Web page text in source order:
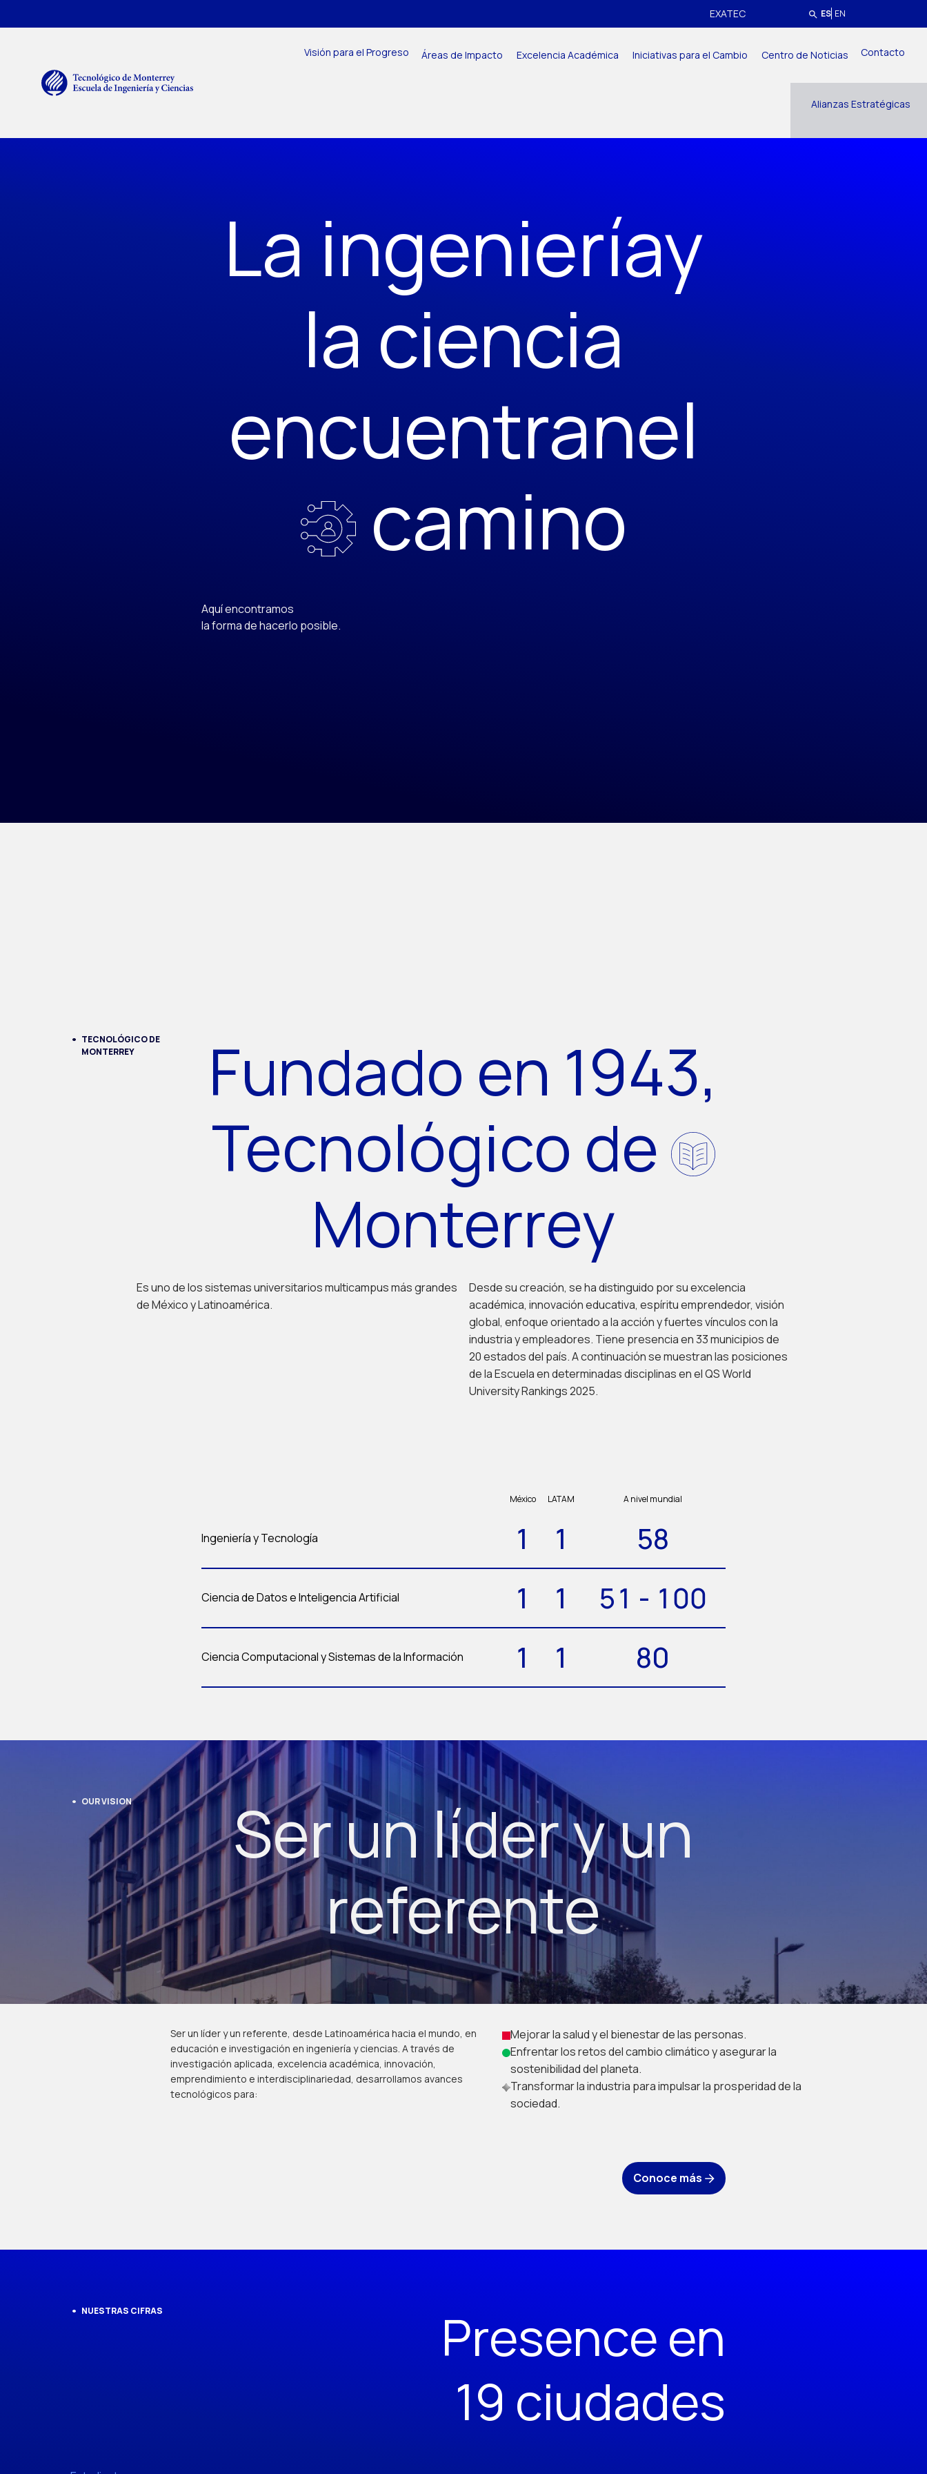
EXATEC ES EN
Visión para el Progreso Áreas de Impacto Excelencia Académica Iniciativas para el Cambio Centro de Noticias Contacto
Alianzas Estratégicas
La ingenieríay
la ciencia
encuentranel
camino
Aquí encontramos
la forma de hacerlo posible.
TECNOLÓGICO DE
MONTERREY
Fundado en 1943,
Tecnológico de
Monterrey
Es uno de los sistemas universitarios multicampus más grandes
de México y Latinoamérica.
Desde su creación, se ha distinguido por su excelencia
académica, innovación educativa, espíritu emprendedor, visión
global, enfoque orientado a la acción y fuertes vínculos con la
industria y empleadores. Tiene presencia en 33 municipios de
20 estados del país. A continuación se muestran las posiciones
de la Escuela en determinadas disciplinas en el QS World
University Rankings 2025.
México LATAM A nivel mundial
Ingeniería y Tecnología 1 1 58
Ciencia de Datos e Inteligencia Artificial 1 1 51 - 100
Ciencia Computacional y Sistemas de la Información 1 1 80
OUR VISION
Ser un líder y un
referente
Ser un líder y un referente, desde Latinoamérica hacia el mundo, en
educación e investigación en ingeniería y ciencias. A través de
investigación aplicada, excelencia académica, innovación,
emprendimiento e interdisciplinariedad, desarrollamos avances
tecnológicos para:
Mejorar la salud y el bienestar de las personas.
Enfrentar los retos del cambio climático y asegurar la
sostenibilidad del planeta.
Transformar la industria para impulsar la prosperidad de la
sociedad.
Conoce más
NUESTRAS CIFRAS
Presence en
19 ciudades